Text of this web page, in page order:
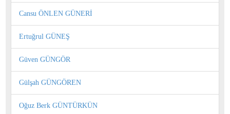
Cansu ÖNLEN GÜNERİ
Ertuğrul GÜNEŞ
Güven GÜNGÖR
Gülşah GÜNGÖREN
Oğuz Berk GÜNTÜRKÜN